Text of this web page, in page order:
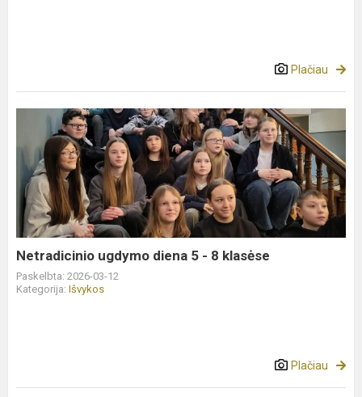
Plačiau
Netradicinio
ugdymo
diena
klasėse
Netradicinio ugdymo diena 5 - 8 klasėse
Paskelbta: 2026-03-12
Kategorija: Išvykos
Plačiau